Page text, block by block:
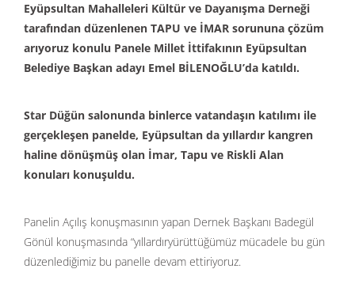
Eyüpsultan Mahalleleri Kültür ve Dayanışma Derneği
tarafından düzenlenen TAPU ve İMAR sorununa çözüm
arıyoruz konulu Panele Millet İttifakının Eyüpsultan
Belediye Başkan adayı Emel BİLENOĞLU’da katıldı.
Star Düğün salonunda binlerce vatandaşın katılımı ile
gerçekleşen panelde, Eyüpsultan da yıllardır kangren
haline dönüşmüş olan İmar, Tapu ve Riskli Alan
konuları konuşuldu.
Panelin Açılış konuşmasının yapan Dernek Başkanı Badegül
Gönül konuşmasında “yıllardıryürüttüğümüz mücadele bu gün
düzenlediğimiz bu panelle devam ettiriyoruz.